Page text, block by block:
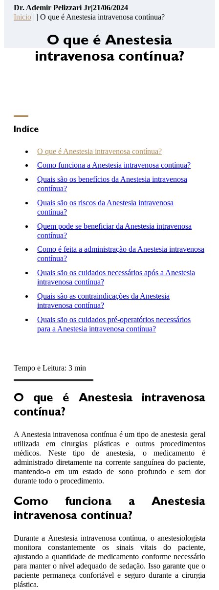
Pelizzari
Pontos
Online
Clínica
Hospital
(46) 3262-2727
atendimento@drademirpelizzarijr.com.br
Whatsapp
Dr. Ademir Pelizzari Jr|21/06/2024
Inicio | | O que é Anestesia intravenosa contínua?
O que é Anestesia
intravenosa contínua?
Indíce
O que é Anestesia intravenosa contínua?
Como funciona a Anestesia intravenosa contínua?
Quais são os benefícios da Anestesia intravenosa
contínua?
Quais são os riscos da Anestesia intravenosa
contínua?
Quem pode se beneficiar da Anestesia intravenosa
contínua?
Como é feita a administração da Anestesia intravenosa
contínua?
Quais são os cuidados necessários após a Anestesia
intravenosa contínua?
Quais são as contraindicações da Anestesia
intravenosa contínua?
Quais são os cuidados pré-operatórios necessários
para a Anestesia intravenosa contínua?
Tempo e Leitura: 3 min
O que é Anestesia intravenosa
contínua?
A Anestesia intravenosa contínua é um tipo de anestesia geral
utilizada em cirurgias plásticas e outros procedimentos
médicos. Neste tipo de anestesia, o medicamento é
administrado diretamente na corrente sanguínea do paciente,
mantendo-o em um estado de sono profundo e sem dor
durante todo o procedimento.
Como funciona a Anestesia
intravenosa contínua?
Durante a Anestesia intravenosa contínua, o anestesiologista
monitora constantemente os sinais vitais do paciente,
ajustando a quantidade de medicamento conforme necessário
para manter o nível adequado de sedação. Isso garante que o
paciente permaneça confortável e seguro durante a cirurgia
plástica.